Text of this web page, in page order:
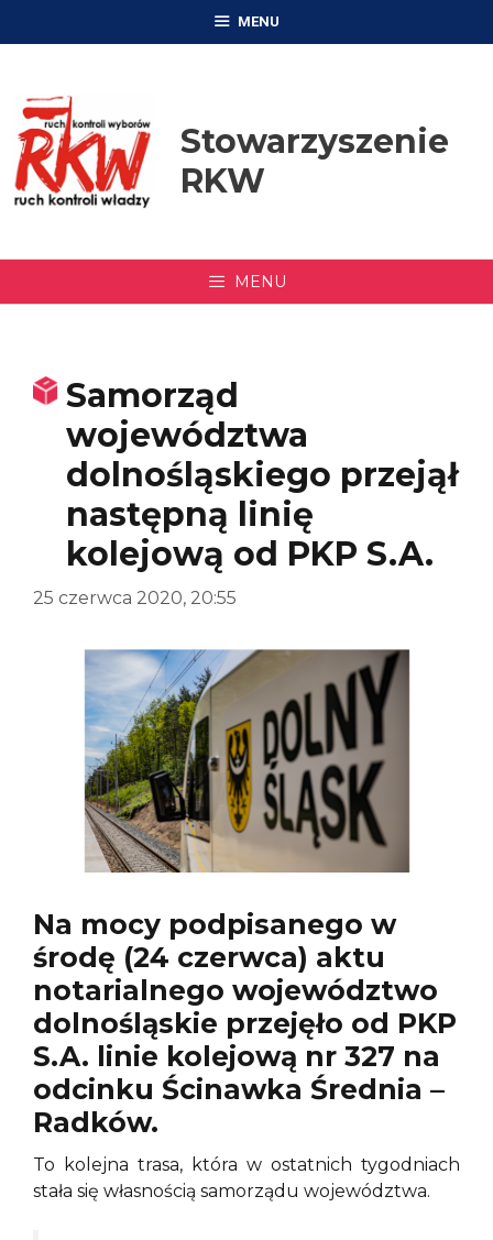
MENU
Stowarzyszenie
RKW
MENU
Samorząd
województwa
dolnośląskiego przejął
następną linię
kolejową od PKP S.A.
25 czerwca 2020, 20:55
Na mocy podpisanego w
środę (24 czerwca) aktu
notarialnego województwo
dolnośląskie przejęło od PKP
S.A. linie kolejową nr 327 na
odcinku Ścinawka Średnia –
Radków.
To kolejna trasa, która w ostatnich tygodniach
stała się własnością samorządu województwa.